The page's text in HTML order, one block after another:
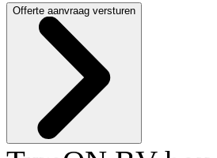
Offerte aanvraag versturen